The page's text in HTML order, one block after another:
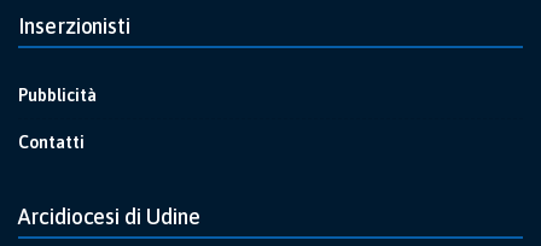
Inserzionisti
Pubblicità
Contatti
Arcidiocesi di Udine